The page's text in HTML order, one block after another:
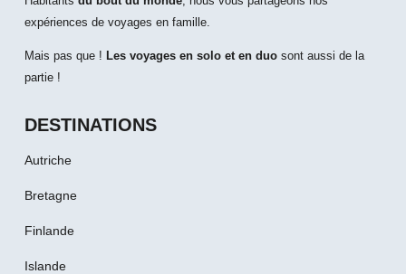
expériences de voyages en famille.
Mais pas que ! Les voyages en solo et en duosont aussi de la
partie !
DESTINATIONS
Autriche
Bretagne
Finlande
Islande